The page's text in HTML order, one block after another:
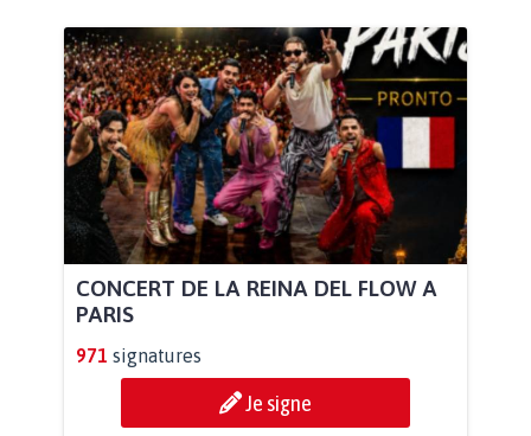
CONCERT DE LA REINA DEL FLOW A
PARIS
971 signatures
Je signe